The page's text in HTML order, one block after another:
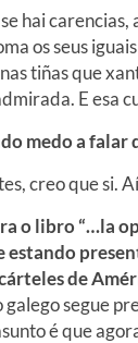
hai
os seus
tiñas que
E esa
medo a
creo que si.
o libro “…la
estando
de
segue
é que